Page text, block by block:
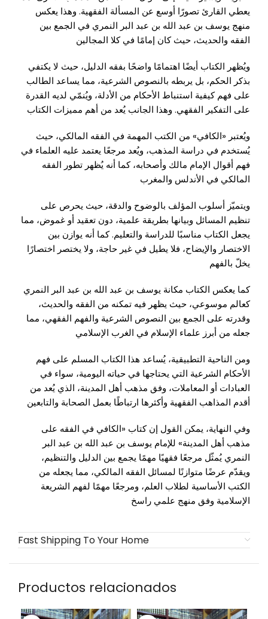
يعطي القارئ تصورًا أوسع عن المسألة الفقهية. وهذا يعكس
منهج يوسف بن عبد الله بن عبد البر النمري في الجمع بين
الفقه والحديث، حيث كان إمامًا في كلا المجالين
ويُظهر الكتاب أيضًا اهتمامًا واضحًا بفقه الدليل، حيث لا يكتفي
بذكر الحكم، بل يربطه بالنصوص الشرعية، مما يساعد الطالب
على فهم كيفية استنباط الأحكام من الأدلة، ويُنمّي لديه القدرة
على التفكير الفقهي. وهذا الجانب يُعد من أهم مميزات الكتاب
ويُعتبر «الكافي» من الكتب المهمة في الفقه المالكي، حيث
يُستخدم في دراسة المذهب، ويُعد مرجعًا يعتمد عليه العلماء في
فهم أقوال الإمام مالك وأصحابه، كما أنه يُظهر تطور الفقه
المالكي في الأندلس والمغرب
ويتميّز أسلوب المؤلف بالوضوح والدقة، حيث يحرص على
تنظيم المسائل وبيانها بطريقة علمية، دون تعقيد أو غموض، مما
يجعل الكتاب مناسبًا للدراسة والتعليم. كما أنه يوازن بين
الاختصار والإيضاح، فلا يطيل في غير حاجة، ولا يختصر اختصارًا
يخلّ بالفهم
كما يعكس الكتاب مكانة يوسف بن عبد الله بن عبد البر النمري
كعالم موسوعي، حيث يظهر فيه تمكنه من الفقه والحديث،
وقدرته على الجمع بين النصوص الشرعية والفهم الفقهي، مما
جعله من أبرز علماء الإسلام في الغرب الإسلامي
ومن الناحية التطبيقية، يُساعد هذا الكتاب المسلم على فهم
الأحكام الشرعية التي يحتاجها في حياته اليومية، سواء في
العبادات أو المعاملات، وفق مذهب أهل المدينة، الذي يُعد من
أقدم المذاهب الفقهية وأكثرها ارتباطًا بعمل الصحابة والتابعين
وفي النهاية، يمكن القول إن كتاب «الكافي في الفقه على
مذهب أهل المدينة» للإمام يوسف بن عبد الله بن عبد البر
النمري يُمثّل مرجعًا فقهيًا مهمًا يجمع بين الدليل والتنظيم،
ويقدّم عرضًا متوازنًا لمسائل الفقه المالكي، مما يجعله من
الكتب الأساسية لطلاب العلم، ومرجعًا مهمًا لفهم الشريعة
الإسلامية وفق منهج علمي راسخ
Fast Shipping To Your Home
Productos relacionados